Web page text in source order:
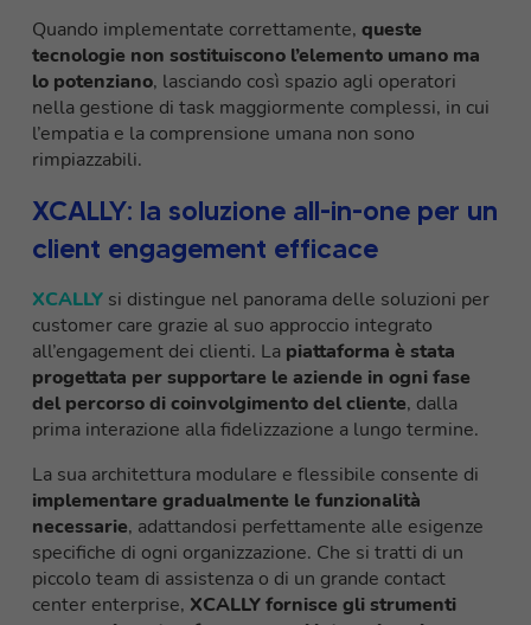
Quando implementate correttamente, queste
tecnologie non sostituiscono l’elemento umano ma
lo potenziano, lasciando così spazio agli operatori
nella gestione di task maggiormente complessi, in cui
l’empatia e la comprensione umana non sono
rimpiazzabili.
XCALLY: la soluzione all-in-one per un
client engagement efficace
XCALLY si distingue nel panorama delle soluzioni per
customer care grazie al suo approccio integrato
all’engagement dei clienti. La piattaforma è stata
progettata per supportare le aziende in ogni fase
del percorso di coinvolgimento del cliente, dalla
prima interazione alla fidelizzazione a lungo termine.
La sua architettura modulare e flessibile consente di
implementare gradualmente le funzionalità
necessarie, adattandosi perfettamente alle esigenze
specifiche di ogni organizzazione. Che si tratti di un
piccolo team di assistenza o di un grande contact
center enterprise, XCALLY fornisce gli strumenti